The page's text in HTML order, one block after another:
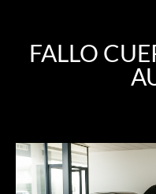
FALLO